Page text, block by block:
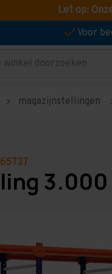
Let op:
Voor
magazijnstellingen
3.000